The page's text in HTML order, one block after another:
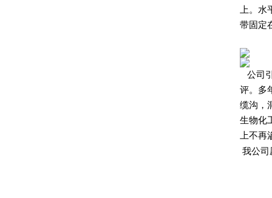
上。
带固定
公司
评。多
缆沟，
生物化
上不再
我公司